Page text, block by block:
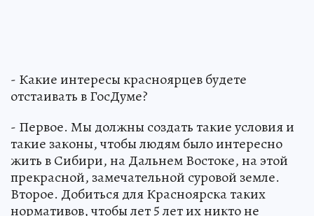
- Какие интересы красноярцев будете
отстаивать в ГосДуме?
- Первое. Мы должны создать такие условия и
такие законы, чтобы людям было интересно
жить в Сибири, на Дальнем Востоке, на этой
прекрасной, замечательной суровой земле.
Второе. Добиться для Красноярска таких
нормативов, чтобы лет 5 лет их никто не